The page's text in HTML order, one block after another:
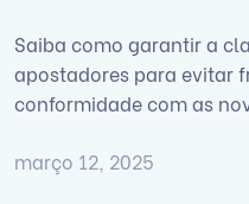
Saiba como garantir a
apostadores para evitar
conformidade com as
março 12, 2025